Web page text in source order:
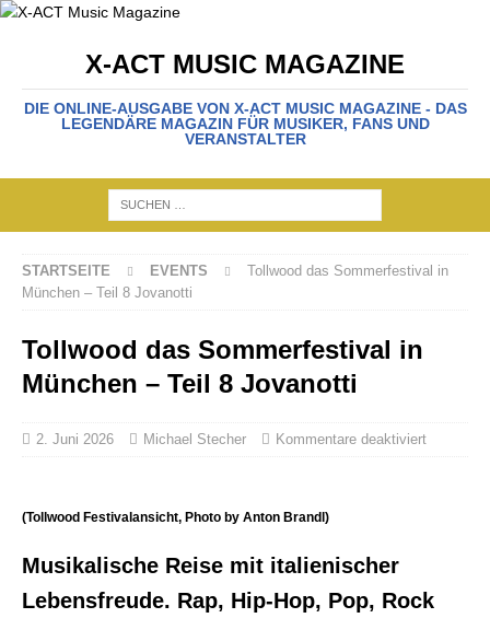
X-ACT MUSIC MAGAZINE
DIE ONLINE-AUSGABE VON X-ACT MUSIC MAGAZINE - DAS
LEGENDÄRE MAGAZIN FÜR MUSIKER, FANS UND
VERANSTALTER
STARTSEITE EVENTS
Tollwood das Sommerfestival in
München – Teil 8 Jovanotti
Tollwood das Sommerfestival in
München – Teil 8 Jovanotti
2. Juni 2026 Michael Stecher Kommentare deaktiviert
(Tollwood Festivalansicht, Photo by Anton Brandl)
Musikalische Reise mit italienischer
Lebensfreude. Rap, Hip-Hop, Pop, Rock